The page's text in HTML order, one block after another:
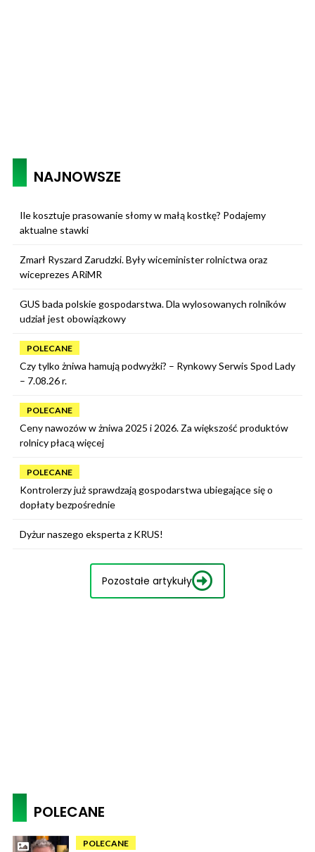
NAJNOWSZE
Ile kosztuje prasowanie słomy w małą kostkę? Podajemy
aktualne stawki
Zmarł Ryszard Zarudzki. Były wiceminister rolnictwa oraz
wiceprezes ARiMR
GUS bada polskie gospodarstwa. Dla wylosowanych rolników
udział jest obowiązkowy
POLECANE
Czy tylko żniwa hamują podwyżki? – Rynkowy Serwis Spod Lady
– 7.08.26 r.
POLECANE
Ceny nawozów w żniwa 2025 i 2026. Za większość produktów
rolnicy płacą więcej
POLECANE
Kontrolerzy już sprawdzają gospodarstwa ubiegające się o
dopłaty bezpośrednie
Dyżur naszego eksperta z KRUS!
Pozostałe artykuły
POLECANE
POLECANE